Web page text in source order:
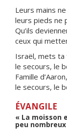
Leurs mains
leurs pieds ne
Qu’ils
ceux qui
Israël, mets ta
le secours, le
Famille
le secours, le
ÉVANGILE
« La moisson
peu